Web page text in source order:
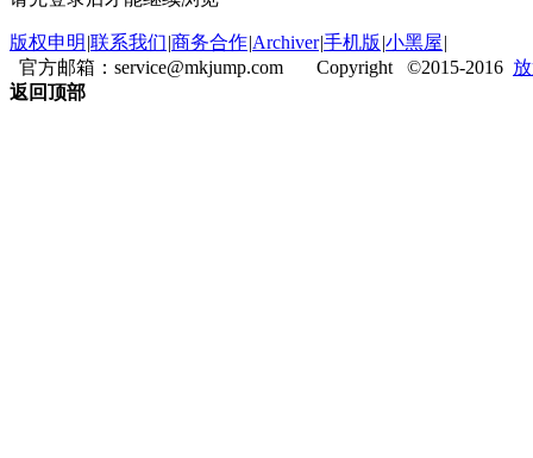
版权申明 |联系我们|商务合作|Archiver|手机版 |小黑屋|
官方邮箱：service@mkjump.com Copyright ©2015-2016
返回顶部